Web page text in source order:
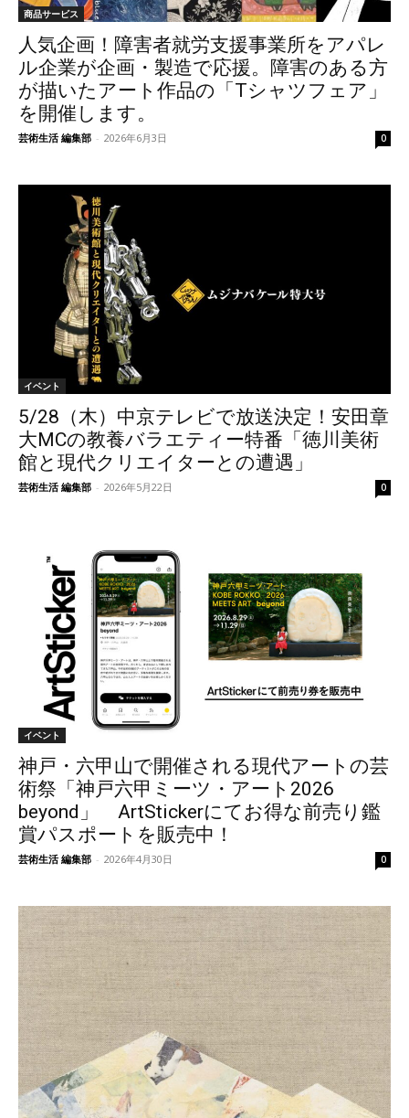
商品サービス
人気企画！障害者就労支援事業所をアパレ
ル企業が企画・製造で応援。障害のある方
が描いたアート作品の「Tシャツフェア」
を開催します。
芸術生活 編集部 - 2026年6月3日 0
イベント
5/28（木）中京テレビで放送決定！安田章
大MCの教養バラエティー特番「徳川美術
館と現代クリエイターとの遭遇」
芸術生活 編集部 - 2026年5月22日 0
イベント
神戸・六甲山で開催される現代アートの芸
術祭「神戸六甲ミーツ・アート2026
beyond」 ArtStickerにてお得な前売り鑑
賞パスポートを販売中！
芸術生活 編集部 - 2026年4月30日 0